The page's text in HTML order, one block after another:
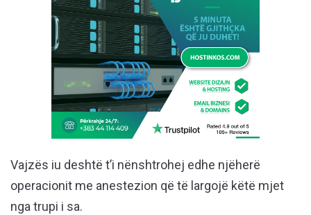
Vajzës iu deshtë t’i nënshtrohej edhe njëherë
operacionit me anestezion që të largojë këtë mjet
nga trupi i sa.